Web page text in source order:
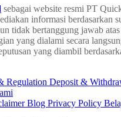
sebagai website resmi PT
informasi berdasarkan
tidak bertanggung jawab
yang dialami secara
yang diambil
Regulation Deposit &
Blog Privacy Policy